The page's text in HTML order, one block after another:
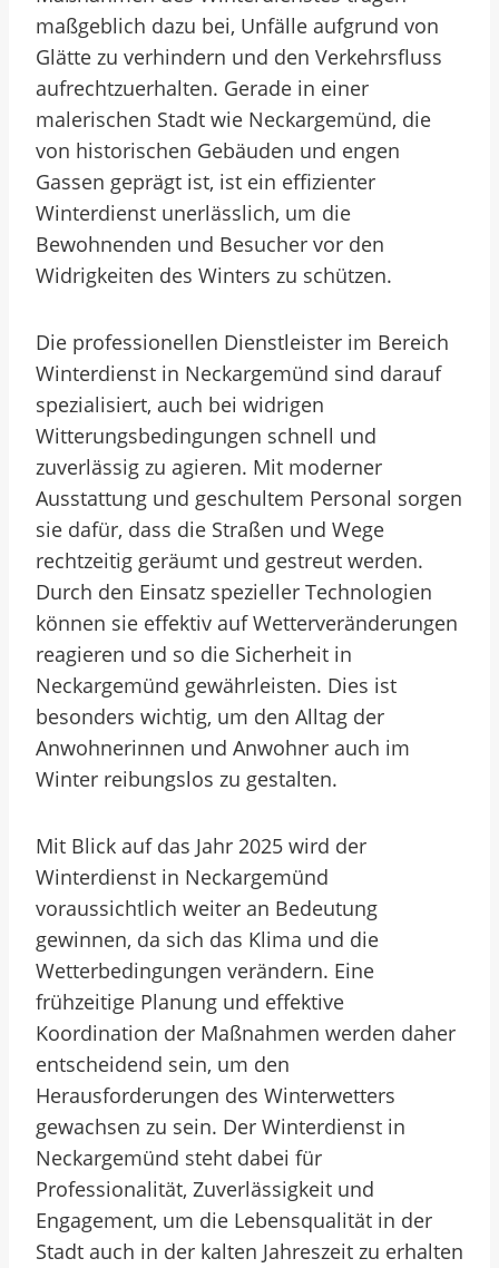
maßgeblich dazu bei, Unfälle aufgrund von
Glätte zu verhindern und den Verkehrsfluss
aufrechtzuerhalten. Gerade in einer
malerischen Stadt wie Neckargemünd, die
von historischen Gebäuden und engen
Gassen geprägt ist, ist ein effizienter
Winterdienst unerlässlich, um die
Bewohnenden und Besucher vor den
Widrigkeiten des Winters zu schützen.
Die professionellen Dienstleister im Bereich
Winterdienst in Neckargemünd sind darauf
spezialisiert, auch bei widrigen
Witterungsbedingungen schnell und
zuverlässig zu agieren. Mit moderner
Ausstattung und geschultem Personal sorgen
sie dafür, dass die Straßen und Wege
rechtzeitig geräumt und gestreut werden.
Durch den Einsatz spezieller Technologien
können sie effektiv auf Wetterveränderungen
reagieren und so die Sicherheit in
Neckargemünd gewährleisten. Dies ist
besonders wichtig, um den Alltag der
Anwohnerinnen und Anwohner auch im
Winter reibungslos zu gestalten.
Mit Blick auf das Jahr 2025 wird der
Winterdienst in Neckargemünd
voraussichtlich weiter an Bedeutung
gewinnen, da sich das Klima und die
Wetterbedingungen verändern. Eine
frühzeitige Planung und effektive
Koordination der Maßnahmen werden daher
entscheidend sein, um den
Herausforderungen des Winterwetters
gewachsen zu sein. Der Winterdienst in
Neckargemünd steht dabei für
Professionalität, Zuverlässigkeit und
Engagement, um die Lebensqualität in der
Stadt auch in der kalten Jahreszeit zu erhalten